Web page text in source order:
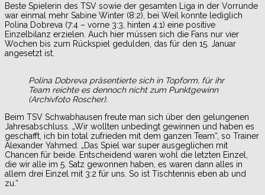
Beste Spielerin des TSV sowie der gesamten Liga in der Vorrunde
war einmal mehr Sabine Winter (8:2), bei Weil konnte lediglich
Polina Dobreva (7:4 – vorne 3:3, hinten 4:1) eine positive
Einzelbilanz erzielen. Auch hier müssen sich die Fans nur vier
Wochen bis zum Rückspiel gedulden, das für den 15. Januar
angesetzt ist.
Polina Dobreva präsentierte sich in Topform, für ihr
Team reichte es dennoch nicht zum Punktgewinn
(Archivfoto Roscher).
Beim TSV Schwabhausen freute man sich über den gelungenen
Jahresabschluss. „Wir wollten unbedingt gewinnen und haben es
geschafft, ich bin total zufrieden mit dem ganzen Team“, so Trainer
Alexander Yahmed. „Das Spiel war super ausgeglichen mit
Chancen für beide. Entscheidend waren wohl die letzten Einzel,
die wir alle im 5. Satz gewonnen haben, es waren dann alles in
allem drei Einzel mit 3:2 für uns. So ist Tischtennis eben ab und
zu.“